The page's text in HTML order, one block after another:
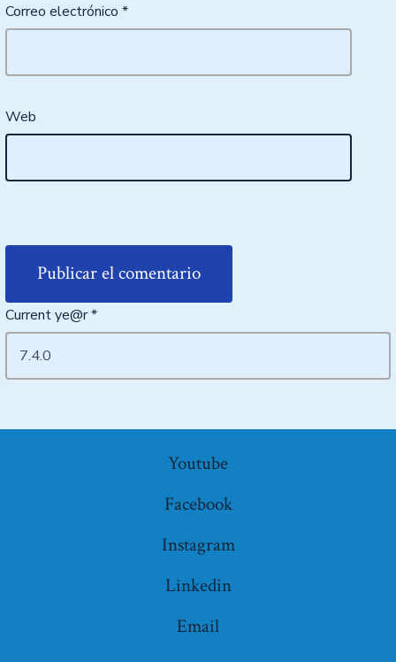
Correo electrónico *
Web
Current ye@r*
Youtube
Facebook
Instagram
Linkedin
Email